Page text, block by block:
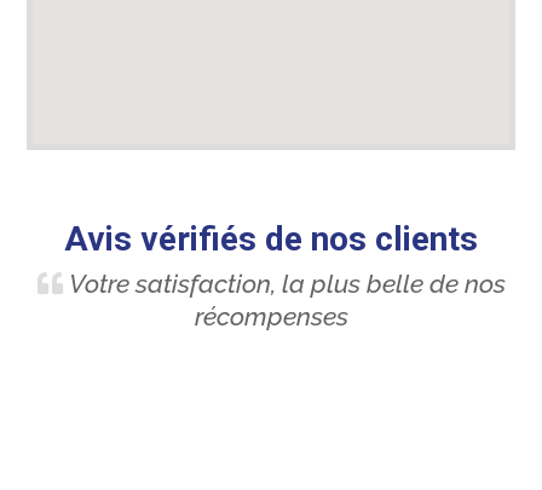
Avis vérifiés de nos clients
Votre satisfaction, la plus belle de nos
récompenses